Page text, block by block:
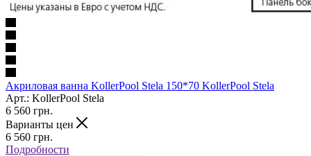
Акриловая ванна KollerPool Stela 150*70 KollerPool Stela
Арт.: KollerPool Stela
6 560 грн.
Варианты цен
6 560 грн.
Подробности